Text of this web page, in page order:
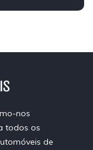
nos
todos os
de